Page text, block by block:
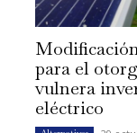
para el
vulnera
eléctrico